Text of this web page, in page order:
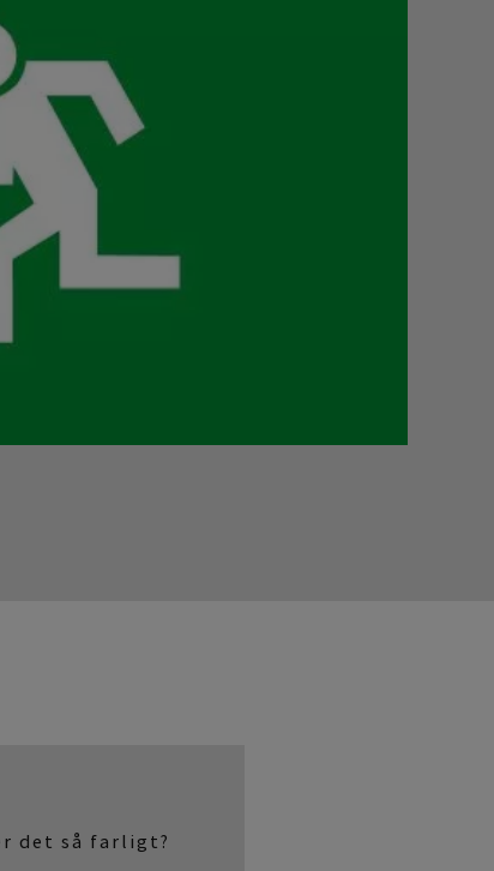
det så farligt?